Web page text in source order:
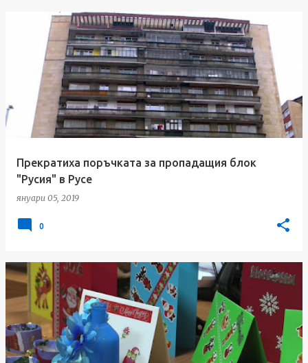
Прекратиха поръчката за пропадащия блок
"Русия" в Русе
януари 05, 2019
0